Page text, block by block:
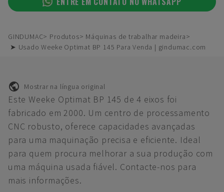
GINDUMAC Produtos
Máquinas de trabalhar madeira
➤ Usado Weeke Optimat BP 145 Para Venda | gindumac.com
Mostrar na língua original
Este Weeke Optimat BP 145 de 4 eixos foi
fabricado em 2000. Um centro de processamento
CNC robusto, oferece capacidades avançadas
para uma maquinação precisa e eficiente. Ideal
para quem procura melhorar a sua produção com
uma máquina usada fiável. Contacte-nos para
mais informações.